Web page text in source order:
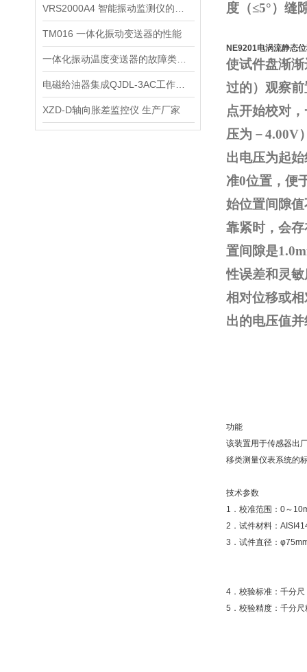
TM016 一体化振动变送器的性能
XZD-D轴向胀差监控仪 生产厂家
度（≤5°）缝
NE9201电涡流静态
使试件盘渐
过的）观察
点开始校对
压为－4.00V
出电压为起
准0位置，便
始位置间隙
靠紧时，会
置间隙是
性误差和灵
相对位移或
出的电压值
功能
该装置用于传感器出
移类测量仪表系统的
技术参数
1．校准范围：0～
2．试件材料：
3．试件直径：
4．校验标准：千分尺
5．校验精度：千分尺